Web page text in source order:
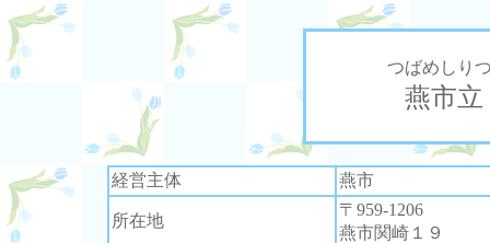
つばめしり
燕市
経営主体 燕市
所在地
〒959-1206
燕市関崎１９